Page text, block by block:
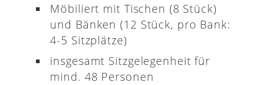
Möbiliert mit Tischen (8 Stück)
und Bänken (12 Stück, pro Bank:
4-5 Sitzplätze)
insgesamt Sitzgelegenheit für
mind. 48 Personen